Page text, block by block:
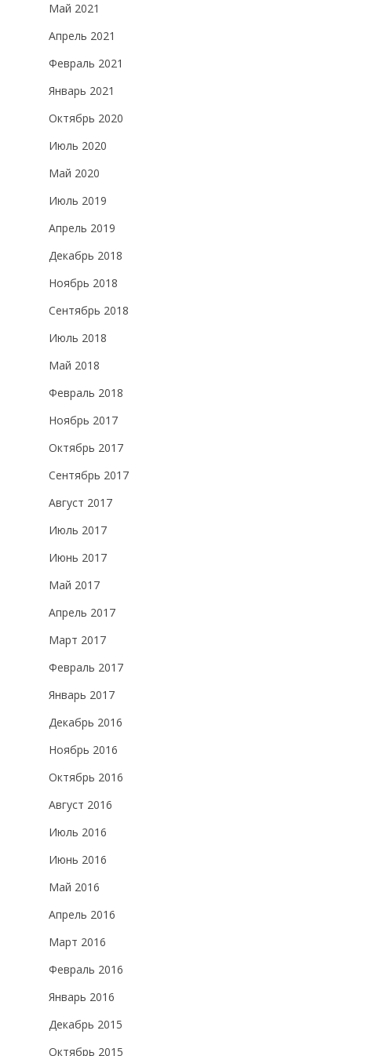
Май 2021
Апрель 2021
Февраль 2021
Январь 2021
Октябрь 2020
Июль 2020
Май 2020
Июль 2019
Апрель 2019
Декабрь 2018
Ноябрь 2018
Сентябрь 2018
Июль 2018
Май 2018
Февраль 2018
Ноябрь 2017
Октябрь 2017
Сентябрь 2017
Август 2017
Июль 2017
Июнь 2017
Май 2017
Апрель 2017
Март 2017
Февраль 2017
Январь 2017
Декабрь 2016
Ноябрь 2016
Октябрь 2016
Август 2016
Июль 2016
Июнь 2016
Май 2016
Апрель 2016
Март 2016
Февраль 2016
Январь 2016
Декабрь 2015
Октябрь 2015